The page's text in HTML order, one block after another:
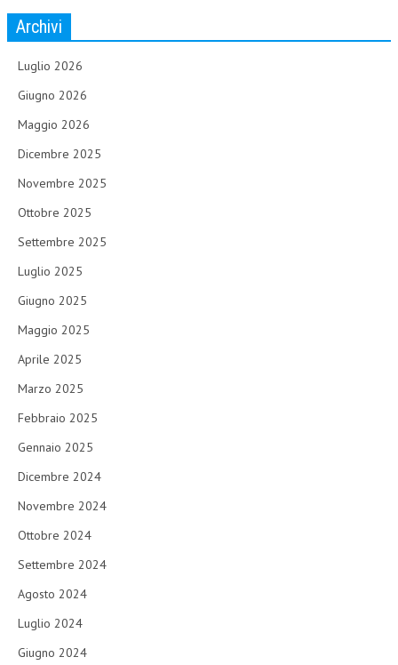
Archivi
Luglio 2026
Giugno 2026
Maggio 2026
Dicembre 2025
Novembre 2025
Ottobre 2025
Settembre 2025
Luglio 2025
Giugno 2025
Maggio 2025
Aprile 2025
Marzo 2025
Febbraio 2025
Gennaio 2025
Dicembre 2024
Novembre 2024
Ottobre 2024
Settembre 2024
Agosto 2024
Luglio 2024
Giugno 2024